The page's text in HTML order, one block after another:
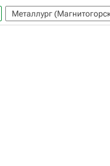
Металлург